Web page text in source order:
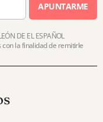
APUNTARME
DE EL ESPAÑOL
con la finalidad de remitirle